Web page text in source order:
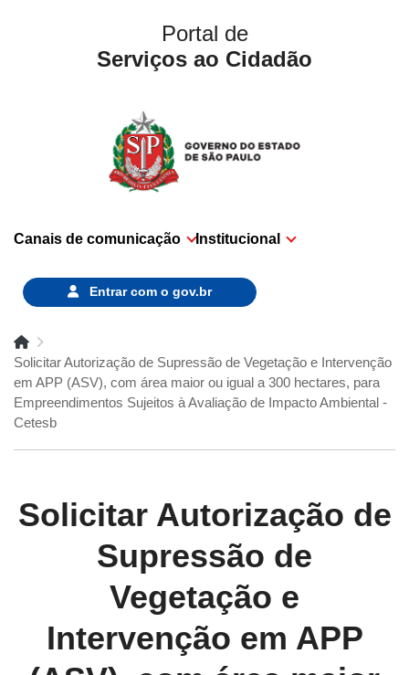
Portal de
Serviços ao Cidadão
Canais de comunicação Institucional
Entrar com o gov.br
Solicitar Autorização de Supressão de Vegetação e Intervenção
em APP (ASV), com área maior ou igual a 300 hectares, para
Empreendimentos Sujeitos à Avaliação de Impacto Ambiental -
Cetesb
Solicitar Autorização de
Supressão de
Vegetação e
Intervenção em APP